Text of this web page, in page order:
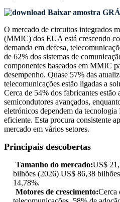
Baixar amostra
O mercado de circuitos integrados
(MMIC) dos EUA está crescendo
demanda em defesa,
de 62% dos sistemas de
componentes baseados em MMIC
desempenho. Quase 57% das
telecomunicações estão ligadas a
Cerca de 54% dos fabricantes estão
semicondutores avançados,
eletrónicos dependem da
eficiente. Esta procura consistente
mercado em vários setores.
Principais descobertas
Tamanho do mercado:US$
bilhões (2026) US$ 86,38
14,78%.
Motores de crescimento:Cerca